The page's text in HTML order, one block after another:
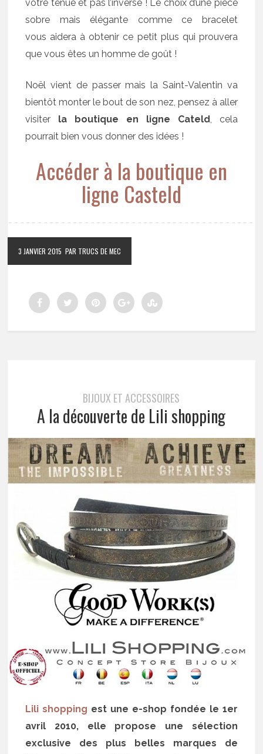
votre tenue et pas l’inverse ! Le choix d’une pièce
sobre mais élégante comme ce bracelet
vous aidera à obtenir ce petit plus qui prouvera
que vous êtes un homme de goût !
Noël vient de passer mais la Saint-Valentin va
bientôt monter le bout de son nez, pensez à aller
visiter la boutique en ligne Cateld, cela
pourrait bien vous donner des idées !
Accéder à la boutique en
ligne Casteld
3 JANVIER 2015 PAR TRUCS DE MEC
BIJOUX ET ACCESSOIRES
A la découverte de Lili shopping
Lili shopping est une e-shop fondée le 1er
avril 2010, elle propose une sélection
exclusive des plus belles marques de